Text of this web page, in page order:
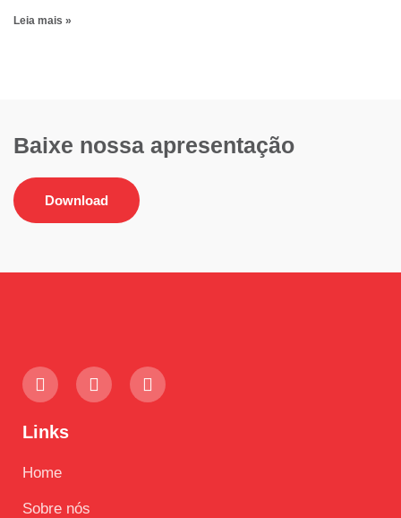
Leia mais »
Baixe nossa apresentação
Download
Links
Home
Sobre nós